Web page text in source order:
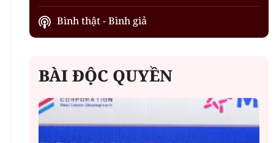
Bình thật - Bình giả
BÀI ĐỘC QUYỀN